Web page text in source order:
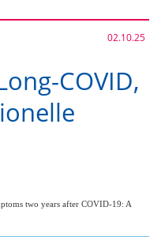
02.10.25
COVID,
two years after COVID-19: A